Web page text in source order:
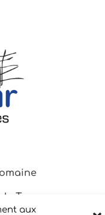
aux
Tyrosse